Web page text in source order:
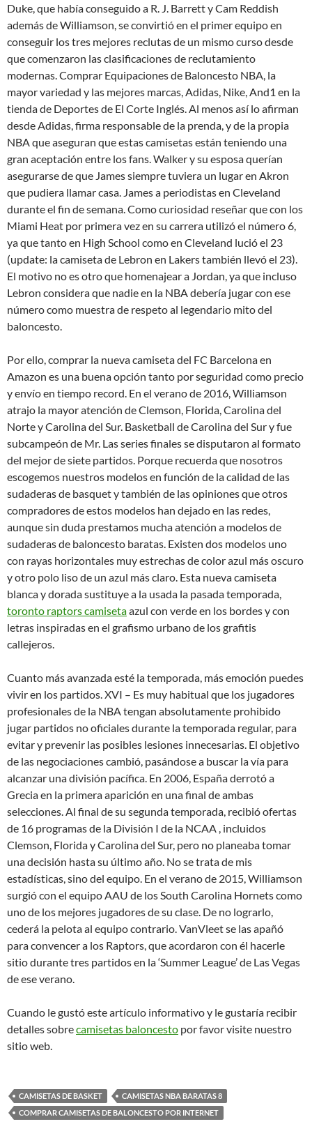
Duke, que había conseguido a R. J. Barrett y Cam Reddish
además de Williamson, se convirtió en el primer equipo en
conseguir los tres mejores reclutas de un mismo curso desde
que comenzaron las clasificaciones de reclutamiento
modernas. Comprar Equipaciones de Baloncesto NBA, la
mayor variedad y las mejores marcas, Adidas, Nike, And1 en la
tienda de Deportes de El Corte Inglés. Al menos así lo afirman
desde Adidas, firma responsable de la prenda, y de la propia
NBA que aseguran que estas camisetas están teniendo una
gran aceptación entre los fans. Walker y su esposa querían
asegurarse de que James siempre tuviera un lugar en Akron
que pudiera llamar casa. James a periodistas en Cleveland
durante el fin de semana. Como curiosidad reseñar que con los
Miami Heat por primera vez en su carrera utilizó el número 6,
ya que tanto en High School como en Cleveland lució el 23
(update: la camiseta de Lebron en Lakers también llevó el 23).
El motivo no es otro que homenajear a Jordan, ya que incluso
Lebron considera que nadie en la NBA debería jugar con ese
número como muestra de respeto al legendario mito del
baloncesto.
Por ello, comprar la nueva camiseta del FC Barcelona en
Amazon es una buena opción tanto por seguridad como precio
y envío en tiempo record. En el verano de 2016, Williamson
atrajo la mayor atención de Clemson, Florida, Carolina del
Norte y Carolina del Sur. Basketball de Carolina del Sur y fue
subcampeón de Mr. Las series finales se disputaron al formato
del mejor de siete partidos. Porque recuerda que nosotros
escogemos nuestros modelos en función de la calidad de las
sudaderas de basquet y también de las opiniones que otros
compradores de estos modelos han dejado en las redes,
aunque sin duda prestamos mucha atención a modelos de
sudaderas de baloncesto baratas. Existen dos modelos uno
con rayas horizontales muy estrechas de color azul más oscuro
y otro polo liso de un azul más claro. Esta nueva camiseta
blanca y dorada sustituye a la usada la pasada temporada,
toronto raptors camisetaazul con verde en los bordes y con
letras inspiradas en el grafismo urbano de los grafitis
callejeros.
Cuanto más avanzada esté la temporada, más emoción puedes
vivir en los partidos. XVI – Es muy habitual que los jugadores
profesionales de la NBA tengan absolutamente prohibido
jugar partidos no oficiales durante la temporada regular, para
evitar y prevenir las posibles lesiones innecesarias. El objetivo
de las negociaciones cambió, pasándose a buscar la vía para
alcanzar una división pacífica. En 2006, España derrotó a
Grecia en la primera aparición en una final de ambas
selecciones. Al final de su segunda temporada, recibió ofertas
de 16 programas de la División I de la NCAA , incluidos
Clemson, Florida y Carolina del Sur, pero no planeaba tomar
una decisión hasta su último año. No se trata de mis
estadísticas, sino del equipo. En el verano de 2015, Williamson
surgió con el equipo AAU de los South Carolina Hornets como
uno de los mejores jugadores de su clase. De no lograrlo,
cederá la pelota al equipo contrario. VanVleet se las apañó
para convencer a los Raptors, que acordaron con él hacerle
sitio durante tres partidos en la ‘Summer League’ de Las Vegas
de ese verano.
Cuando le gustó este artículo informativo y le gustaría recibir
detalles sobrecamisetas baloncesto por favor visite nuestro
sitio web.
CAMISETAS DE BASKET
CAMISETAS NBA BARATAS 8
COMPRAR CAMISETAS DE BALONCESTO POR INTERNET